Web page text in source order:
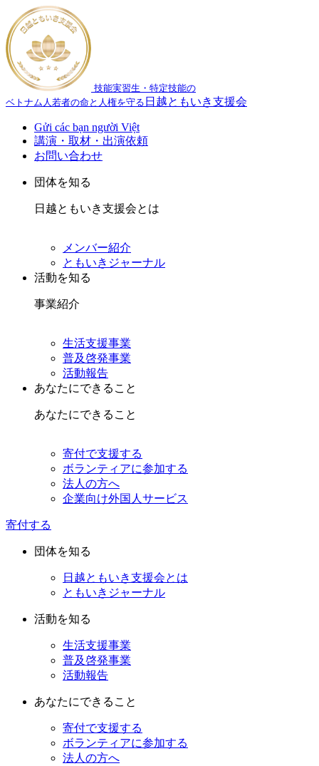
技能実習生・特定技能の
ベトナム人若者の命と人権を守る 日越ともいき支援会
Gửi các bạn người Việt
講演・取材・出演依頼
お問い合わせ
団体を知る
日越ともいき支援会とは
メンバー紹介
ともいきジャーナル
活動を知る
事業紹介
生活支援事業
普及啓発事業
活動報告
あなたにできること
あなたにできること
寄付で支援する
ボランティアに参加する
法人の方へ
企業向け外国人サービス
寄付する
団体を知る
日越ともいき支援会とは
ともいきジャーナル
活動を知る
生活支援事業
普及啓発事業
活動報告
あなたにできること
寄付で支援する
ボランティアに参加する
法人の方へ